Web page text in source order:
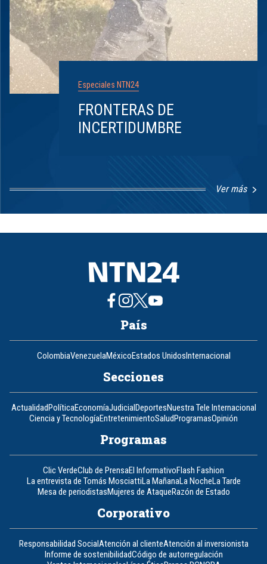
Especiales NTN24
FRONTERAS DE
INCERTIDUMBRE
Ver más
1
8
País
ColombiaVenezuelaMéxicoEstados UnidosInternacional
Secciones
ActualidadPolíticaEconomíaJudicialDeportesNuestra Tele Internacional
Ciencia y TecnologíaEntretenimientoSaludProgramasOpinión
Programas
Clic VerdeClub de PrensaEl InformativoFlash Fashion
La entrevista de Tomás MosciattiLa MañanaLa NocheLa Tarde
Mesa de periodistasMujeres de AtaqueRazón de Estado
Corporativo
Responsabilidad SocialAtención al clienteAtención al inversionista
Informe de sostenibilidadCódigo de autorregulación